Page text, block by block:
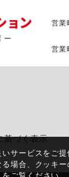
営業
営業
基づく表示
サービスをご
場合、クッキ